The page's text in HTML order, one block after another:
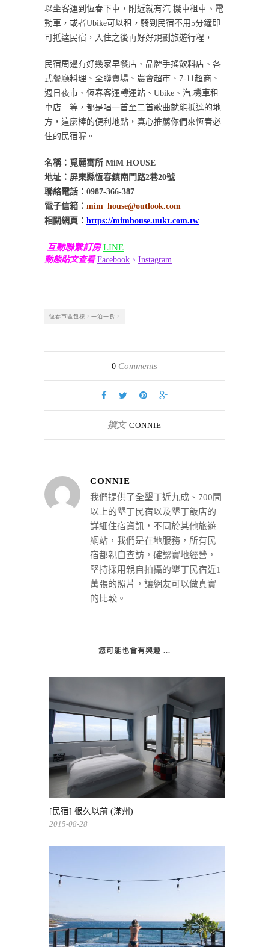
以坐客運到恆春下車，附近就有汽.機車租車、電
動車，或者Ubike可以租，騎到民宿不用5分鐘即
可抵達民宿，入住之後再好好規劃旅遊行程，
民宿周邊有好幾家早餐店、品牌手搖飲料店、各
式餐廳料理、全聯賣場、農會超市、7-11超商、
週日夜市、恆春客運轉運站、Ubike、汽.機車租
車店…等，都是唱一首至二首歌曲就能抵達的地
方，這麼棒的便利地點，真心推薦你們來恆春必
住的民宿喔。
名稱：覓麗寓所 MiM HOUSE
地址：屏東縣恆春鎮南門路2巷20號
聯絡電話：0987-366-387
電子信箱： mim_house@outlook.com
相關網頁： https://mimhouse.uukt.com.tw
互動聯繫訂房LINE
動態貼文查看 Facebook 、 Instagram
恆春市區包棟，一泊一食，
0 Comments
撰文 CONNIE
CONNIE
我們提供了全墾丁近九成、700間
以上的墾丁民宿以及墾丁飯店的
詳細住宿資訊，不同於其他旅遊
網站，我們是在地服務，所有民
宿都親自查訪，確認實地經營，
堅持採用親自拍攝的墾丁民宿近1
萬張的照片，讓網友可以做真實
的比較。
您可能也會有興趣 ...
[民宿] 很久以前 (滿州)
2015-08-28